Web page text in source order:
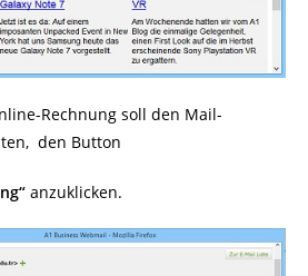
Rechnung soll den Mail-
den Button
anzuklicken.